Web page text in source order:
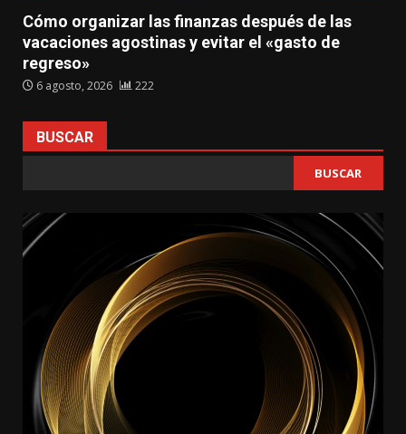
Cómo organizar las finanzas después de las
vacaciones agostinas y evitar el «gasto de
regreso»
6 agosto, 2026 222
BUSCAR
BUSCAR